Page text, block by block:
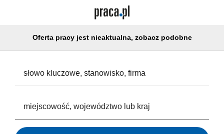
Oferta pracy jest nieaktualna, zobacz podobne